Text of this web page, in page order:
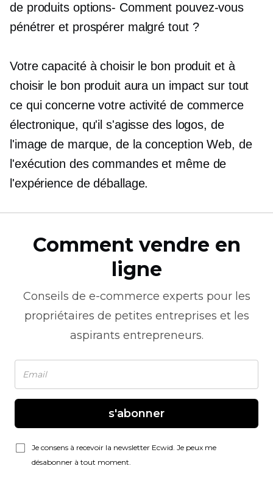
de produits options- Comment pouvez-vous
pénétrer et prospérer malgré tout ?
Votre capacité à choisir le bon produit et à
choisir le bon produit aura un impact sur tout
ce qui concerne votre activité de commerce
électronique, qu'il s'agisse des logos, de
l'image de marque, de la conception Web, de
l'exécution des commandes et même de
l'expérience de déballage.
Comment vendre en
ligne
Conseils de e-commerce experts pour les
propriétaires de petites entreprises et les
aspirants entrepreneurs.
s'abonner
Je consens à recevoir la newsletter Ecwid. Je peux me
désabonner à tout moment.